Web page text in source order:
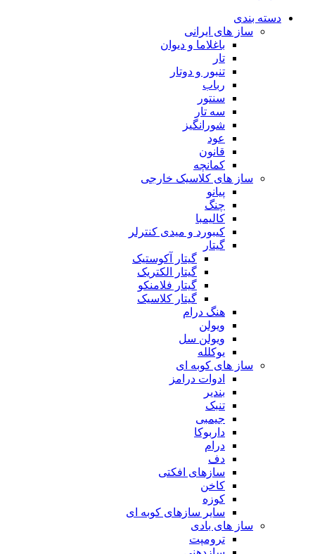
دسته بندی
ساز های ایرانی
باغلاما و دیوان
تار
تنبور و دوتار
رباب
سنتور
سه تار
شورانگیز
عود
قانون
کمانچه
ساز های کلاسیک خارجی
پیانو
چنگ
کالیمبا
کیبورد و میدی کنترلر
گیتار
گیتار آکوستیک
گیتار الکتریک
گیتار فلامنکو
گیتار کلاسیک
هنگ درام
ویولن
ویولن سل
یوکلله
ساز های کوبه ای
ادوات درامز
بندیر
تنبک
جیمبی
داربوکا
درام
دف
سازهای افکتی
کاخن
کوزه
سایر سازهای کوبه ای
ساز های بادی
ترومپت